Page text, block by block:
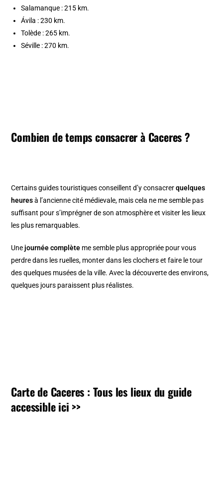
Salamanque : 215 km.
Ávila : 230 km.
Tolède : 265 km.
Séville : 270 km.
Combien de temps consacrer à Caceres ?
Certains guides touristiques conseillent d’y consacrerquelques
heuresà l’ancienne cité médievale, mais cela ne me semble pas
suffisant pour s’imprégner de son atmosphère et visiter les lieux
les plus remarquables.
Unejournée complète me semble plus appropriée pour vous
perdre dans les ruelles, monter dans les clochers et faire le tour
des quelques musées de la ville. Avec la découverte des environs,
quelques jours paraissent plus réalistes.
Carte de Caceres : Tous les lieux du guide
accessible ici >>